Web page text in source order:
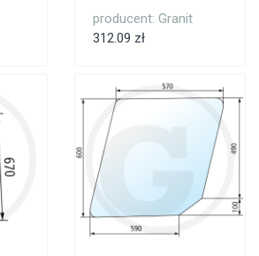
producent: Granit
312.09 zł